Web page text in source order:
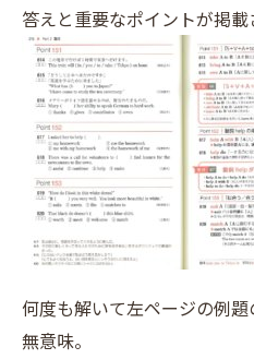
答えと重要なポイントが掲載
何度も解いて左ページの例
無意味。